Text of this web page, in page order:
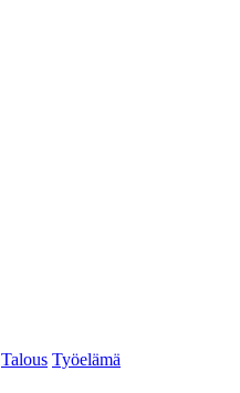
Talous Työelämä